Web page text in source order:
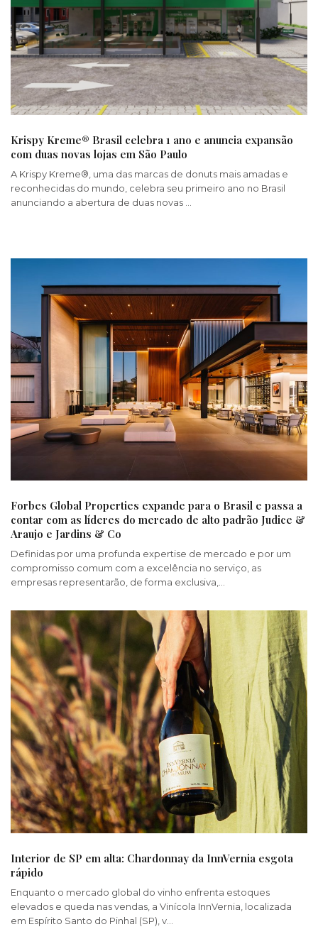
Krispy Kreme® Brasil celebra 1 ano e anuncia expansão
com duas novas lojas em São Paulo
A Krispy Kreme®, uma das marcas de donuts mais amadas e
reconhecidas do mundo, celebra seu primeiro ano no Brasil
anunciando a abertura de duas novas …
Forbes Global Properties expande para o Brasil e passa a
contar com as líderes do mercado de alto padrão Judice &
Araujo e Jardins & Co
Definidas por uma profunda expertise de mercado e por um
compromisso comum com a excelência no serviço, as
empresas representarão, de forma exclusiva,…
Interior de SP em alta: Chardonnay da InnVernia esgota
rápido
Enquanto o mercado global do vinho enfrenta estoques
elevados e queda nas vendas, a Vinícola InnVernia, localizada
em Espírito Santo do Pinhal (SP), v…